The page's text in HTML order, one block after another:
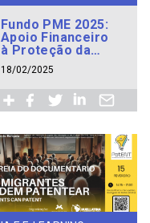
Fundo PME 2025:
Apoio Financeiro
à Proteção da
Propriedade
Industrial
18/02/2025